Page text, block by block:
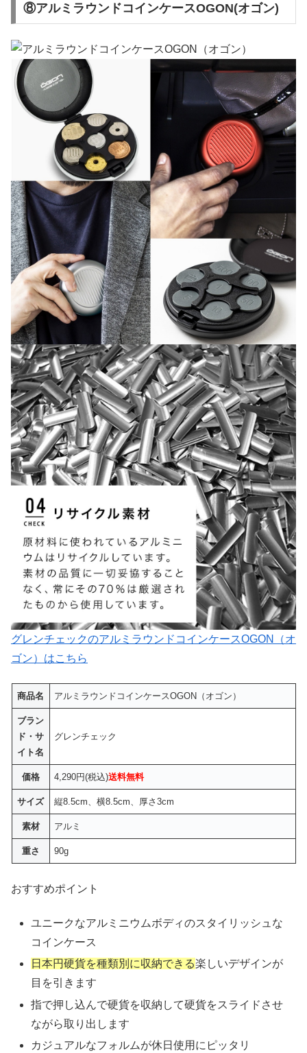
⑧アルミラウンドコインケースOGON(オゴン)
グレンチェックのアルミラウンドコインケースOGON（オ
ゴン）はこちら
商品名 アルミラウンドコインケースOGON（オゴン）
ブラン
ド・サ
イト名
グレンチェック
価格 4,290円(税込)送料無料
サイズ 縦8.5cm、横8.5cm、厚さ3cm
素材 アルミ
重さ 90g
おすすめポイント
ユニークなアルミニウムボディのスタイリッシュな
コインケース
日本円硬貨を種類別に収納できる楽しいデザインが
目を引きます
指で押し込んで硬貨を収納して硬貨をスライドさせ
ながら取り出します
カジュアルなフォルムが休日使用にピッタリ